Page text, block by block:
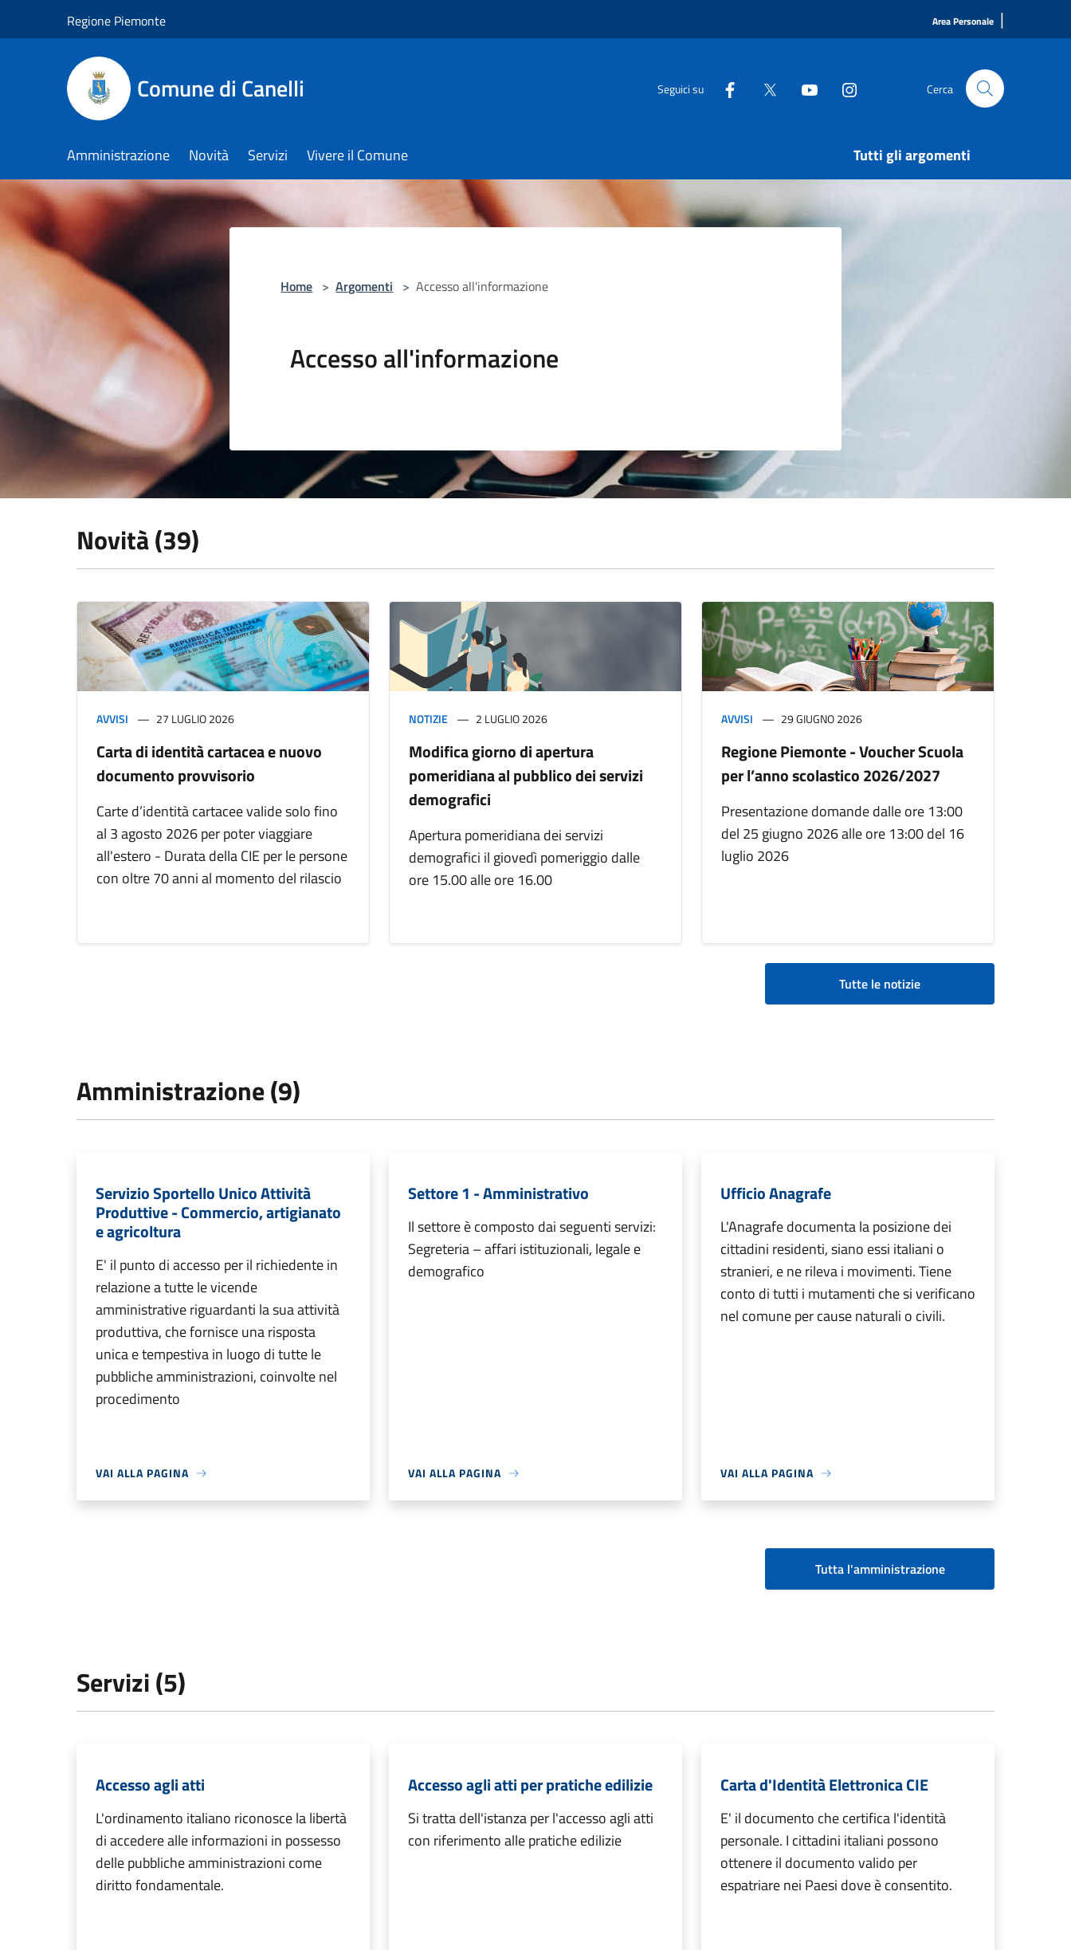
Regione Piemonte Area Personale |
Comune di Canelli Seguici su Cerca
Amministrazione Novità Servizi Vivere il Comune Tutti gli argomenti
Home > Argomenti > Accesso all'informazione
Accesso all'informazione
Novità (39)
AVVISI 27 LUGLIO 2026
Carta di identità cartacea e nuovo
documento provvisorio
Carte d’identità cartacee valide solo fino
al 3 agosto 2026 per poter viaggiare
all'estero - Durata della CIE per le persone
con oltre 70 anni al momento del rilascio
NOTIZIE 2 LUGLIO 2026
Modifica giorno di apertura
pomeridiana al pubblico dei servizi
demografici
Apertura pomeridiana dei servizi
demografici il giovedì pomeriggio dalle
ore 15.00 alle ore 16.00
AVVISI 29 GIUGNO 2026
Regione Piemonte - Voucher Scuola
per l’anno scolastico 2026/2027
Presentazione domande dalle ore 13:00
del 25 giugno 2026 alle ore 13:00 del 16
luglio 2026
Tutte le notizie
Amministrazione (9)
Servizio Sportello Unico Attività
Produttive - Commercio, artigianato
e agricoltura
E' il punto di accesso per il richiedente in
relazione a tutte le vicende
amministrative riguardanti la sua attività
produttiva, che fornisce una risposta
unica e tempestiva in luogo di tutte le
pubbliche amministrazioni, coinvolte nel
procedimento
VAI ALLA PAGINA
Settore 1 - Amministrativo
Il settore è composto dai seguenti servizi:
Segreteria – affari istituzionali, legale e
demografico
VAI ALLA PAGINA
Ufficio Anagrafe
L'Anagrafe documenta la posizione dei
cittadini residenti, siano essi italiani o
stranieri, e ne rileva i movimenti. Tiene
conto di tutti i mutamenti che si verificano
nel comune per cause naturali o civili.
VAI ALLA PAGINA
Tutta l'amministrazione
Servizi (5)
Accesso agli atti
L'ordinamento italiano riconosce la libertà
di accedere alle informazioni in possesso
delle pubbliche amministrazioni come
diritto fondamentale.
Accesso agli atti per pratiche edilizie
Si tratta dell'istanza per l'accesso agli atti
con riferimento alle pratiche edilizie
Carta d'Identità Elettronica CIE
E' il documento che certifica l'identità
personale. I cittadini italiani possono
ottenere il documento valido per
espatriare nei Paesi dove è consentito.